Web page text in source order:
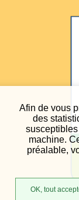
Afin de vous
des
machine.
préalable,
OK, tout